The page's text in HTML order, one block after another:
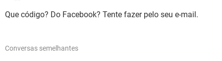
Que código? Do Facebook? Tente fazer pelo seu e-mail.
Conversas semelhantes